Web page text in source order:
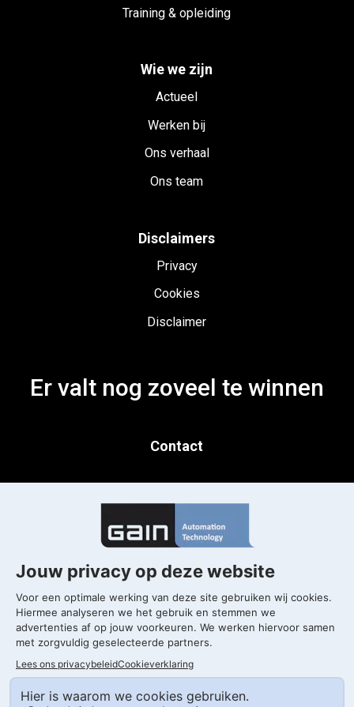
Training & opleiding
Wie we zijn
Actueel
Werken bij
Ons verhaal
Ons team
Disclaimers
Privacy
Cookies
Disclaimer
Er valt nog zoveel te winnen
Contact
T. 0183 820 300
Kleine Landtong 29
4201 HL Gorinchem
Drachten
T. 0183 820 300
Morrapark, Morra 2-5